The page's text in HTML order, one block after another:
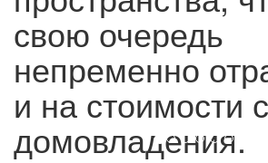
свою очередь
непременно
и на стоимости
домовладения.